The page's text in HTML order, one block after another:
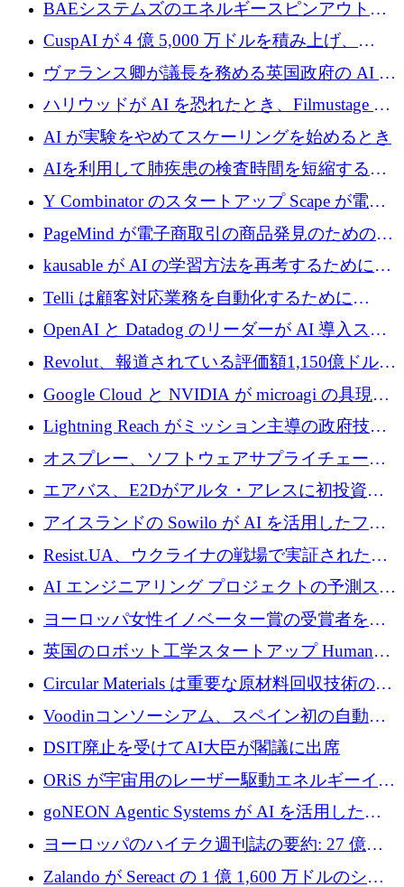
BAEシステムズのエネルギースピンアウト原
子力タービンが1500万ポンドの資金調達でス
テルスから浮上
CuspAI が 4 億 5,000 万ドルを積み上げ、
Resist.UA が 5,000 万ユーロの基金を立ち上
げ、DSIT が廃止される
ヴァランス卿が議長を務める英国政府の AI タ
スクフォースが発足
ハリウッドが AI を恐れたとき、Filmustage は
代わりにプリプロダクションに賭けました
AI が実験をやめてスケーリングを始めるとき
AIを利用して肺疾患の検査時間を短縮する英
国のヘルステック挑戦者が1900万ドルを獲得
Y Combinator のスタートアップ Scape が電子
メールを再考するために 320 万ドルを調達し
てステルスから浮上
PageMind が電子商取引の商品発見のための
AI を拡張するために 120 万ユーロを調達
kausable が AI の学習方法を再考するために
1,200 万ユーロを調達
Telli は顧客対応業務を自動化するために
1,500 万ドルのシードを確保
OpenAI と Datadog のリーダーが AI 導入スタ
ートアップ Arrakis を支援
Revolut、報道されている評価額1,150億ドルで
の新たな二次株式売却を確認
Google Cloud と NVIDIA が microagi の具現化
された AI の野望を推進
Lightning Reach がミッション主導の政府技術
グループとしてポートフォリオを拡大し ETG
に買収
オスプレー、ソフトウェアサプライチェーン
攻撃を阻止するために265万ドルを確保
エアバス、E2Dがアルタ・アレスに初投資、
欧州防衛技術ファンドに5億ユーロを拠出
アイスランドの Sowilo が AI を活用したファ
ッション製品インテリジェンス プラットフォ
ームを拡大するためにプレシードを調達
Resist.UA、ウクライナの戦場で実証された防
衛技術を拡大するために5,000万ユーロの欧州
基金を立ち上げる
AI エンジニアリング プロジェクトの予測スタ
ートアップ Cascade が a16z アクセラレータか
らの支援を獲得
ヨーロッパ女性イノベーター賞の受賞者を紹
介します
英国のロボット工学スタートアップ Humanoid
がシリーズ A 1 億 5,200 万ドルで評価額 13 億
5,000 万ドルに到達
Circular Materials は重要な原材料回収技術の拡
張に 1,180 万ユーロを確保
Voodinコンソーシアム、スペイン初の自動木
製ブレード工場の建設にEU補助金4,800万ユ
ーロを確保
DSIT廃止を受けてAI大臣が閣議に出席
ORiS が宇宙用のレーザー駆動エネルギーイン
フラの構築に 500 万ユーロを調達
goNEON Agentic Systems が AI を活用したイ
ンフラ計画を加速するために 16 万ユーロを確
ヨーロッパのハイテク週刊誌の要約: 27 億ユ
ーロを超える 60 以上のハイテク資金調達取引
Zalando が Sereact の 1 億 1,600 万ドルのシリ